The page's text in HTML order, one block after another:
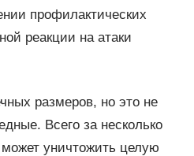
профилактических
реакции на атаки
размеров, но это не
Всего за несколько
уничтожить целую